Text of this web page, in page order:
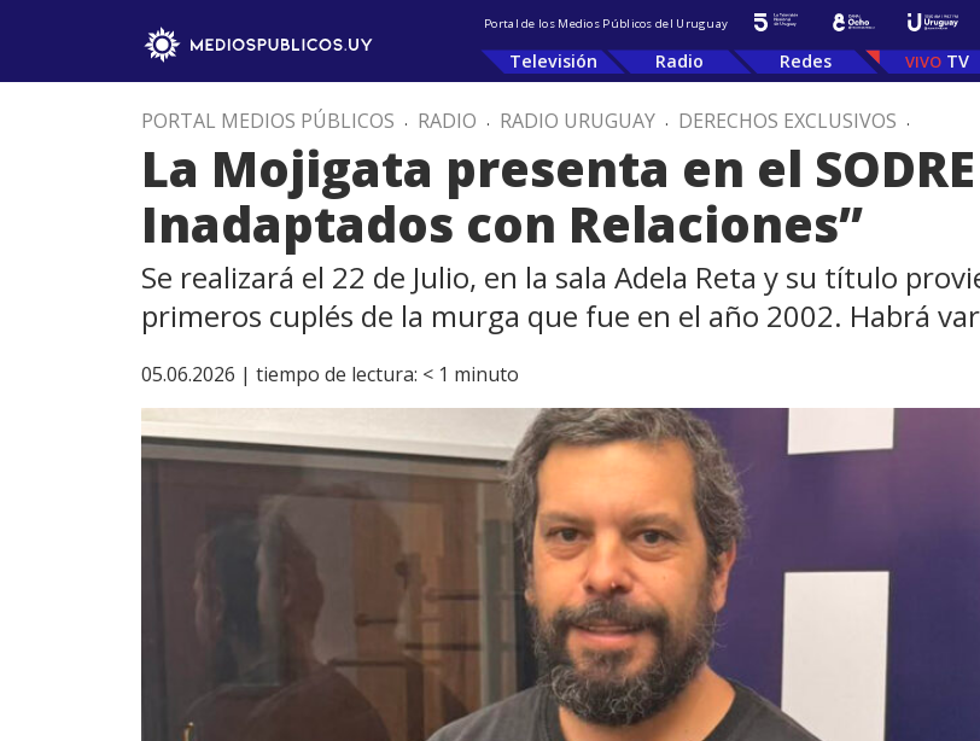
Portal de los Medios Públicos del Uruguay
Televisión Radio Redes TV
PORTAL MEDIOS PÚBLICOS . RADIO . RADIO URUGUAY . DERECHOS EXCLUSIVOS .
La Mojigata presenta en el
Inadaptados con Relaciones”
Se realizará el 22 de Julio, en la sala Adela Reta y su título
primeros cuplés de la murga que fue en el año 2002. Habrá
05.06.2026 | tiempo de lectura: < 1 minuto